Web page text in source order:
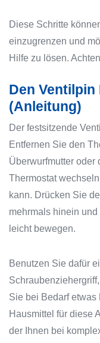
Diese Schritte
einzugrenzen und
Hilfe zu lösen.
Den
(Anleitung)
Der festsitzende
Entfernen Sie den
Überwurfmutter oder
Thermostat
kann. Drücken Sie
mehrmals hinein
leicht bewegen.
Benutzen Sie dafür
Sie bei Bedarf
Hausmittel für diese
der Ihnen bei